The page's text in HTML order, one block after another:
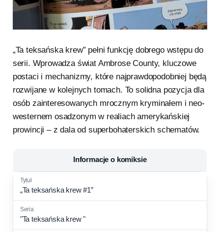
„Ta teksańska krew” pełni funkcję dobrego wstępu do
serii. Wprowadza świat Ambrose County, kluczowe
postaci i mechanizmy, które najprawdopodobniej będą
rozwijane w kolejnych tomach. To solidna pozycja dla
osób zainteresowanych mrocznym kryminałem i neo-
westernem osadzonym w realiach amerykańskiej
prowincji – z dala od superbohaterskich schematów.
Informacje o komiksie
„Ta teksańska krew #1”
"Ta teksańska krew "